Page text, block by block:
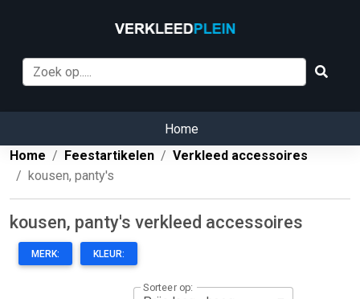
Home
Home
Feestartikelen
Verkleed accessoires
kousen, panty's
kousen, panty's verkleed accessoires
MERK: KLEUR:
Sorteer op: